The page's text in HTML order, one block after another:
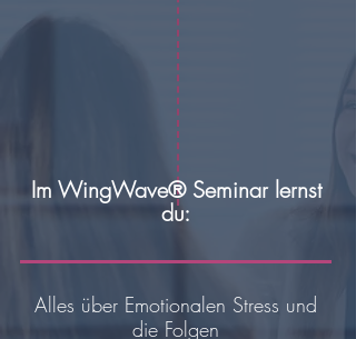
Im WingWave® Seminar lernst
du:
Alles über Emotionalen Stress und
die Folgen